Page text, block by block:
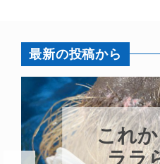
最新の投稿から
これからもツ
ララらしく